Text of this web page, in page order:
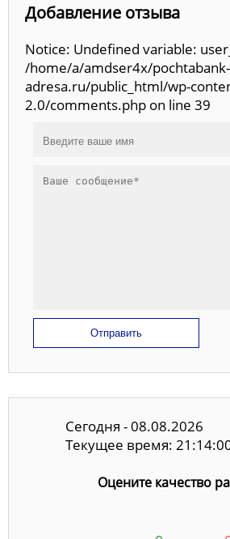
Добавление отзыва
Notice: Undefined variable:
/home/a/amdser4x/pochtabank-
adresa.ru/public_html/wp-
2.0/comments.php on line 39
Отправить
Сегодня - 08.08.2026
Текущее время:
Оцените качество